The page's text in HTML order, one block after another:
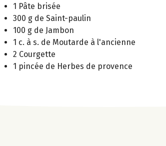
1 Pâte brisée
300 g de Saint-paulin
100 g de Jambon
1 c. à s. de Moutarde à l'ancienne
2 Courgette
1 pincée de Herbes de provence